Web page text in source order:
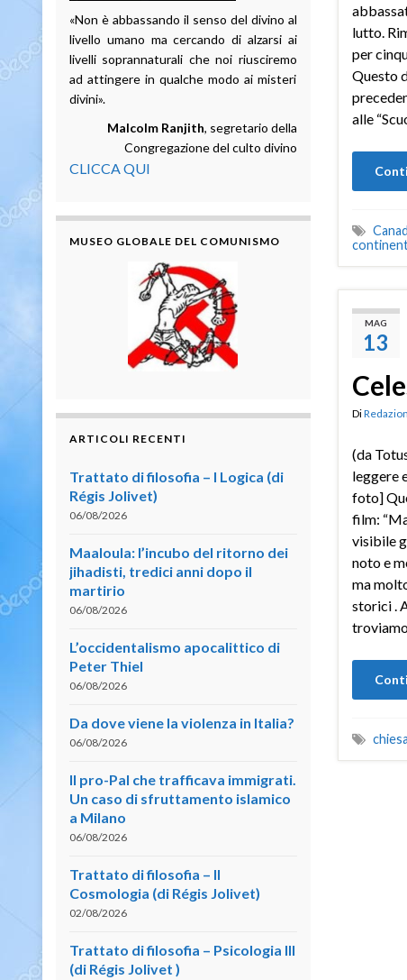
lutto.
per
Questo
alle
MAG
13
Di
(da
leggere
foto]
film:
visibile
noto e
ma
storici .
chiesa
«Non è abbassando il senso del divino al
livello umano ma cercando di alzarsi ai
livelli soprannaturali che noi riusciremo
ad attingere in qualche modo ai misteri
divini».
Malcolm Ranjith, segretario della
Congregazione del culto divino
CLICCA QUI
MUSEO GLOBALE DEL COMUNISMO
ARTICOLI RECENTI
Trattato di filosofia – I Logica (di
Régis Jolivet)
06/08/2026
Maaloula: l’incubo del ritorno dei
jihadisti, tredici anni dopo il
martirio
06/08/2026
L’occidentalismo apocalittico di
Peter Thiel
06/08/2026
Da dove viene la violenza in Italia?
06/08/2026
Il pro-Pal che trafficava immigrati.
Un caso di sfruttamento islamico
a Milano
06/08/2026
Trattato di filosofia – II
Cosmologia (di Régis Jolivet)
02/08/2026
Trattato di filosofia – Psicologia III
(di Régis Jolivet )